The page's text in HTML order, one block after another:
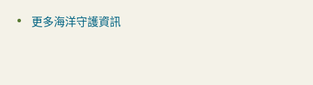
更多海洋守護資訊